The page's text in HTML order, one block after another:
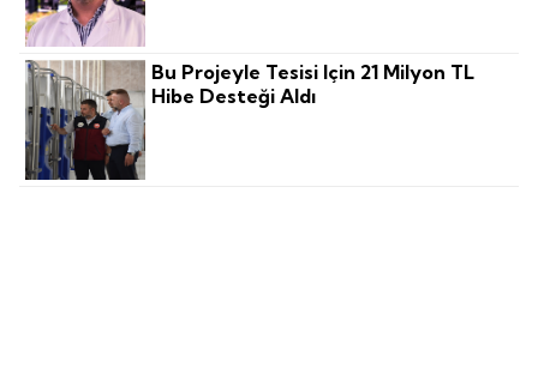
Bu Projeyle Tesisi Için 21 Milyon TL
Hibe Desteği Aldı